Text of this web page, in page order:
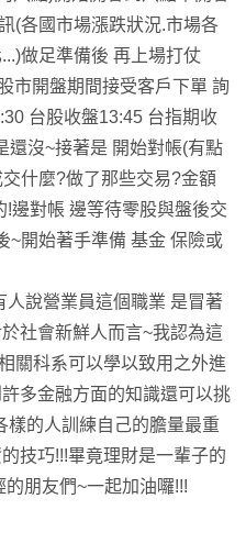
(各國市場漲跌狀況.市場各
做足準備後 再上場打仗
市開盤期間接受客戶下單 詢
台股收盤13:45 台指期收
還沒~接著是 開始對帳(有點
什麼?做了那些交易?金額
邊對帳 邊等待零股與盤後交
~開始著手準備 基金 保險或
說營業員這個職業 是冒著
社會新鮮人而言~我認為這
關科系可以學以致用之外進
多金融方面的知識還可以挑
樣的人訓練自己的膽量最重
技巧!!!畢竟理財是一輩子的
朋友們~一起加油囉!!!